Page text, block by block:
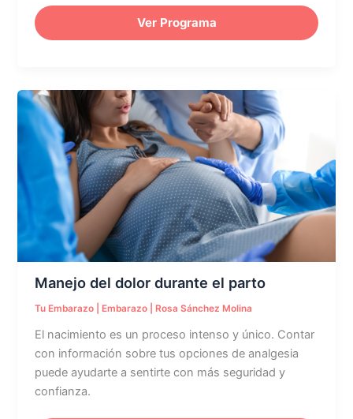
Ver Programa
Manejo del dolor durante el parto
Tu Embarazo Embarazo Rosa Sánchez Molina
El nacimiento es un proceso intenso y único. Contar
con información sobre tus opciones de analgesia
puede ayudarte a sentirte con más seguridad y
confianza.
Manejo
del
dolor
durante
parto